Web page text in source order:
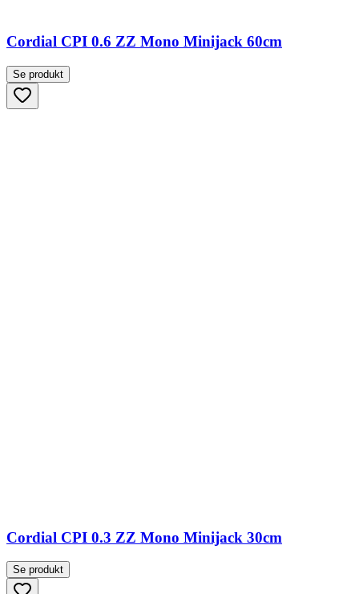
Cordial CPI 0.6 ZZ Mono Minijack 60cm
Se produkt
Cordial CPI 0.3 ZZ Mono Minijack 30cm
Se produkt